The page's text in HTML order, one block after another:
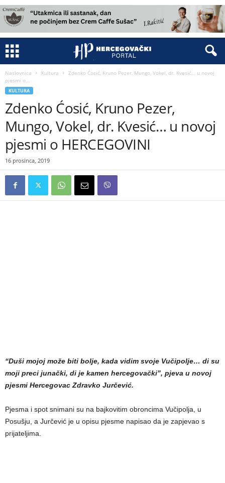
Naslovnica Kultura
Zdenko Ćosić, Kruno Pezer, Mungo, Vokel, dr. Kvesić… u novoj
pjesmi o...
KULTURA
Zdenko Ćosić, Kruno Pezer,
Mungo, Vokel, dr. Kvesić… u novoj
pjesmi o HERCEGOVINI
16 prosinca, 2019
“Duši mojoj može biti bolje, kada vidim svoje Vučipolje… di su
moji preci junački, di je kamen hercegovački”, pjeva u novoj
pjesmi Hercegovac Zdravko Jurčević.
Pjesma i spot snimani su na bajkovitim obroncima Vučipolja, u
Posušju, a Jurčević je u opisu pjesme napisao da je zapjevao s
prijateljima.